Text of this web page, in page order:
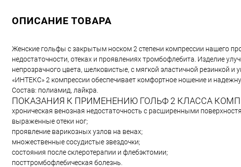
ОПИСАНИЕ ТОВАРА
Женские гольфы с закрытым носком 2 степени компрессии нашего
недостаточности, отеках и проявлениях тромбофлебита. Изделие
непрозрачного цвета, шелковистые, с мягкой эластичной резинкой
«ИНТЕКС» 2 компрессии обеспечивает комфортное ношение и
Состав: полиамид, лайкра.
ПОКАЗАНИЯ К ПРИМЕНЕНИЮ ГОЛЬФ 2 КЛАССА
хроническая венозная недостаточность с расширенными
выраженные отеки ног;
проявление варикозных узлов на венах;
множественные сосудистые звездочки;
состояния после склеротерапии и флебэктомии;
посттромбофлебическая болезнь.